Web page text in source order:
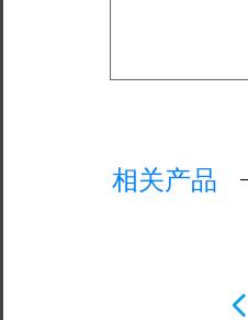
넳
相关产品